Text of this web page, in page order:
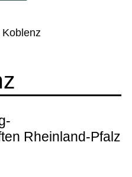
Koblenz
Rheinland-Pfalz